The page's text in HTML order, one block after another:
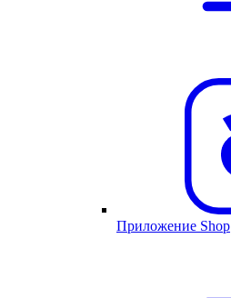
Приложение Shop